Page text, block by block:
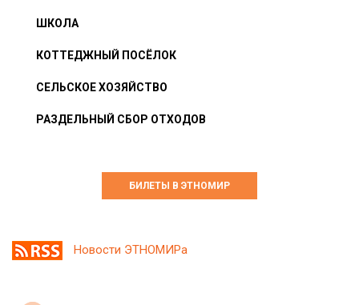
ШКОЛА
КОТТЕДЖНЫЙ ПОСЁЛОК
СЕЛЬСКОЕ ХОЗЯЙСТВО
РАЗДЕЛЬНЫЙ СБОР ОТХОДОВ
БИЛЕТЫ В ЭТНОМИР
Новости ЭТНОМИРа